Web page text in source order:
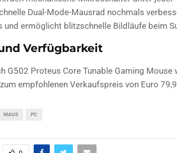
Dual-Mode-Mausrad nochmals
und ermöglicht blitzschnelle Bildläufe beim
Verfügbarkeit
G502 Proteus Core Tunable Gaming
empfohlenen Verkaufspreis von Euro
MAUS PC